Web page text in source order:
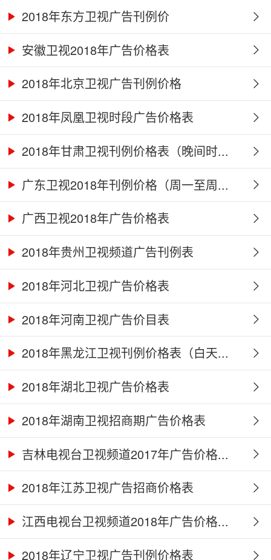
2018年东方卫视广告刊例价
安徽卫视2018年广告价格表
2018年北京卫视广告刊例价格
2018年凤凰卫视时段广告价格表
2018年甘肃卫视刊例价格表（晚间时...
广东卫视2018年刊例价格（周一至周...
广西卫视2018年广告价格表
2018年贵州卫视频道广告刊例表
2018年河北卫视广告价格表
2018年河南卫视广告价目表
2018年黑龙江卫视刊例价格表（白天...
2018年湖北卫视广告价格表
2018年湖南卫视招商期广告价格表
吉林电视台卫视频道2017年广告价格...
2018年江苏卫视广告招商价格表
江西电视台卫视频道2018年广告价格...
2018年辽宁卫视广告刊例价格表